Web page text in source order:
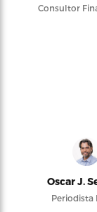
Consultor
Oscar J.
Periodista